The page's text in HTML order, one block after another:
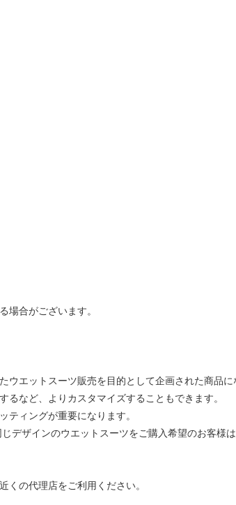
場合がございます。
エットスーツ販売を目的として企画された商品に
など、よりカスタマイズすることもできます。
ティングが重要になります。
デザインのウエットスーツをご購入希望のお客様は
くの代理店をご利用ください。